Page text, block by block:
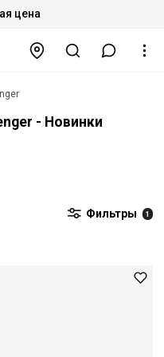
цена
- Новинки
Фильтры 1